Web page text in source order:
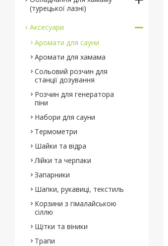
(турецької лазні)
Аксесуари
Аромати для сауни
Аромати для хамама
Сольовий розчин для
станції дозування
Розчин для генератора
піни
Набори для сауни
Термометри
Шайки та відра
Лійки та черпаки
Запарники
Шапки, рукавиці, текстиль
Корзини з гімалайською
сіллю
Щітки та віники
Трапи